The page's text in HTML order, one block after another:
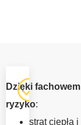
Dzięki
ryzyko:
strat ciepła